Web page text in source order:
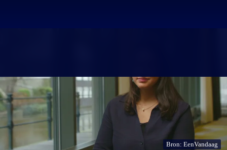
Bron: EenVandaag